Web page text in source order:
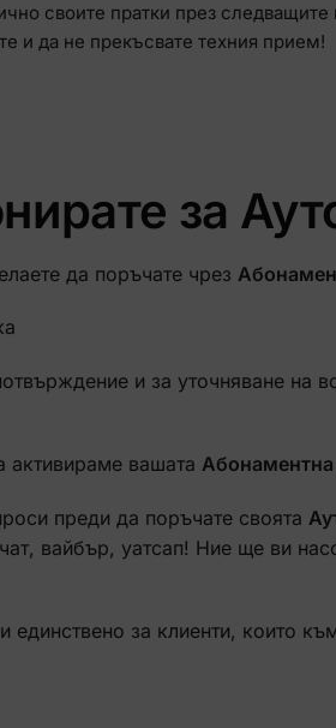
своите пратки през
и да не прекъсвате техния прием!
за
да поръчате чрез
и за уточняване на
активираме вашата Абонаментна
преди да поръчате своята
вайбър, уатсап! Ние ще ви
за клиенти, които